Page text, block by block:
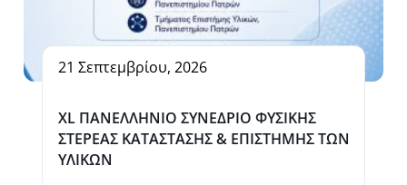
21 Σεπτεμβρίου, 2026
XL ΠΑΝΕΛΛΗΝΙΟ ΣΥΝΕΔΡΙΟ ΦΥΣΙΚΗΣ
ΣΤΕΡΕΑΣ ΚΑΤΑΣΤΑΣΗΣ & ΕΠΙΣΤΗΜΗΣ ΤΩΝ
ΥΛΙΚΩΝ